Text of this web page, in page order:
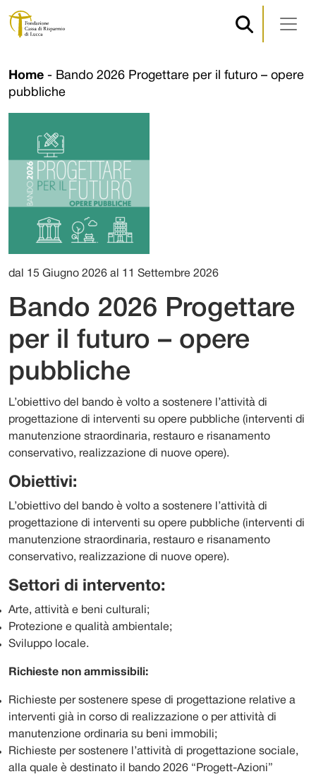
Navigazione principale
Home - Bando 2026 Progettare per il futuro – opere
pubbliche
dal 15 Giugno 2026 al 11 Settembre 2026
Bando 2026 Progettare
per il futuro – opere
pubbliche
L’obiettivo del bando è volto a sostenere l’attività di
progettazione di interventi su opere pubbliche (interventi di
manutenzione straordinaria, restauro e risanamento
conservativo, realizzazione di nuove opere).
Obiettivi:
L’obiettivo del bando è volto a sostenere l’attività di
progettazione di interventi su opere pubbliche (interventi di
manutenzione straordinaria, restauro e risanamento
conservativo, realizzazione di nuove opere).
Settori di intervento:
Arte, attività e beni culturali;
Protezione e qualità ambientale;
Sviluppo locale.
Richieste non ammissibili:
Richieste per sostenere spese di progettazione relative a
interventi già in corso di realizzazione o per attività di
manutenzione ordinaria su beni immobili;
Richieste per sostenere l’attività di progettazione sociale,
alla quale è destinato il bando 2026 “Progett-Azioni”